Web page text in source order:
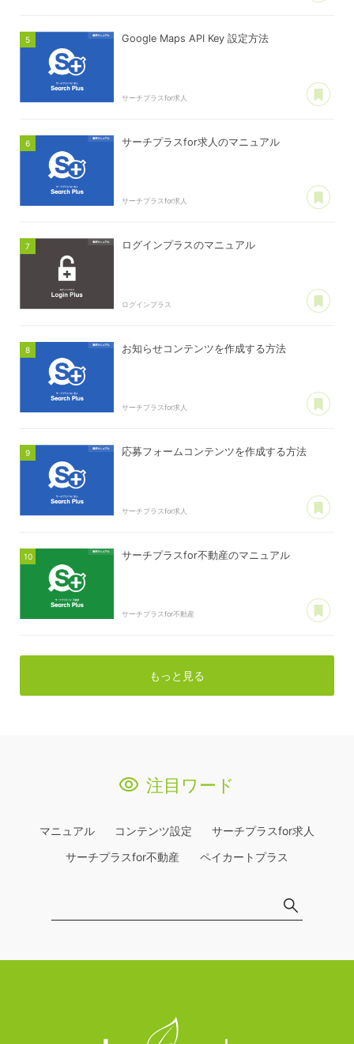
Google Maps API Key 設定方法
サーチプラスfor求人
サーチプラスfor求人のマニュアル
サーチプラスfor求人
ログインプラスのマニュアル
ログインプラス
お知らせコンテンツを作成する方法
サーチプラスfor求人
応募フォームコンテンツを作成する方法
サーチプラスfor求人
サーチプラスfor不動産のマニュアル
サーチプラスfor不動産
もっと見る
注目ワード
マニュアル コンテンツ設定
サーチプラスfor求人
サーチプラスfor不動産
ペイカートプラス